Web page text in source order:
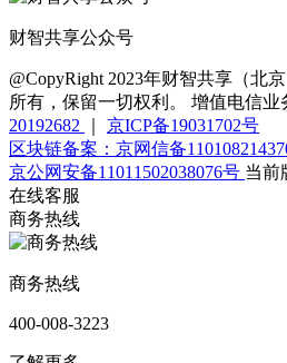
财智共享公众号
@CopyRight 2023年财智共享（北
所有，保留一切权利。 增值电信业
20192682
京ICP备19031702号
区块链备案：京网信备
京公网安备11011502038076号 当前
在线客服
商务热线
商务热线
400-008-3223